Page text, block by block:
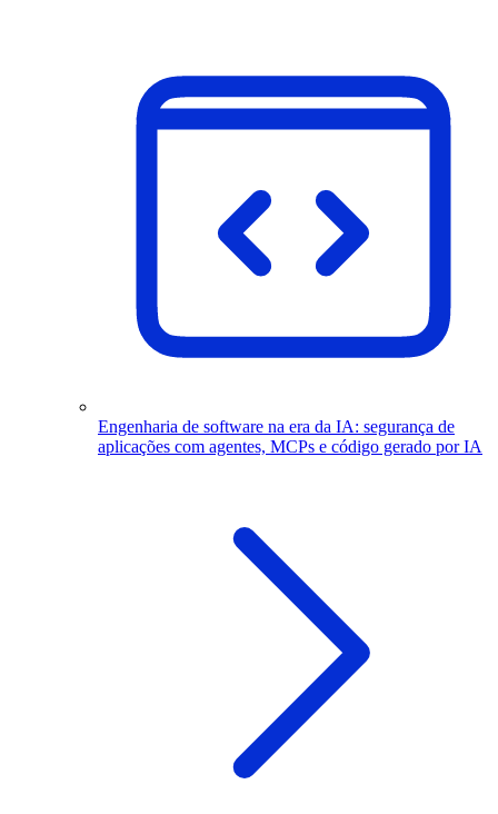
Engenharia de software na era da IA: segurança de
aplicações com agentes, MCPs e código gerado por IA